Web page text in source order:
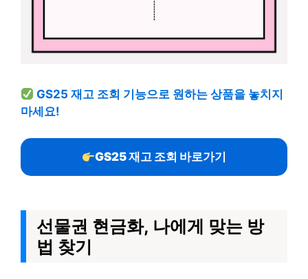
GS25 재고 조회 기능으로 원하는 상품을 놓치지
마세요!
GS25 재고 조회 바로가기
선물권 현금화, 나에게 맞는 방
법 찾기